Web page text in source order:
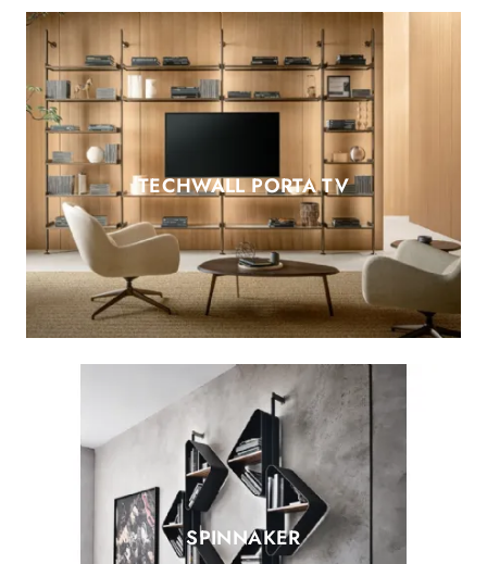
TECHWALL PORTA TV
SPINNAKER